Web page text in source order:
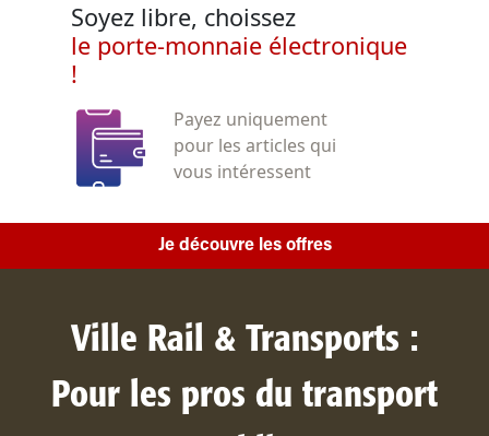
Soyez libre, choissez
le porte-monnaie électronique
!
Payez uniquement
pour les articles qui
vous intéressent
Je découvre les offres
Ville Rail & Transports :
Pour les pros du transport